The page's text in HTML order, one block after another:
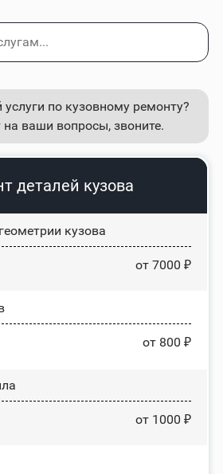
по кузовному ремонту?
ваши вопросы, звоните.
деталей кузова
кузова
от 7000 ₽
от 800 ₽
от 1000 ₽